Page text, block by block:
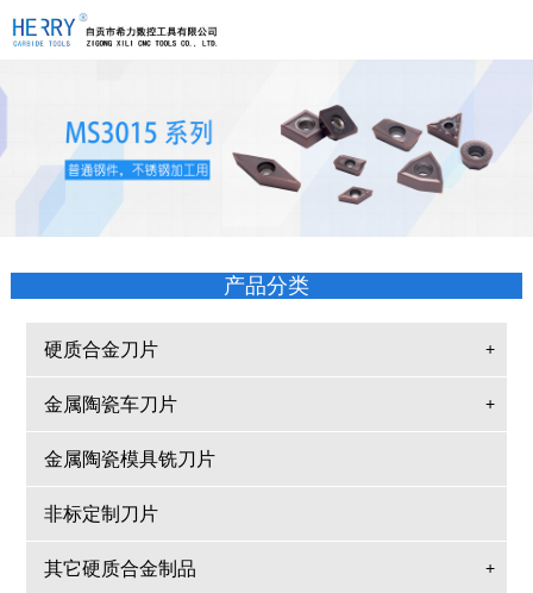
产品分类
硬质合金刀片 +
金属陶瓷车刀片 +
金属陶瓷模具铣刀片
非标定制刀片
其它硬质合金制品 +